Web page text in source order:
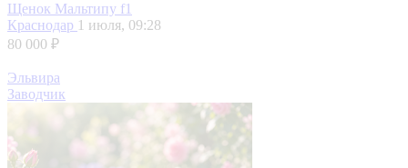
Щенок Мальтипу f1
Краснодар 1 июля, 09:28
80 000 ₽
Эльвира
Заводчик